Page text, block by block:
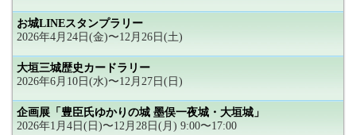
お城LINEスタンプラリー
2026年4月24日(金)〜12月26日(土)
大垣三城歴史カードラリー
2026年6月10日(水)〜12月27日(日)
企画展「豊臣氏ゆかりの城 墨俣一夜城・大垣城」
2026年1月4日(日)〜12月28日(月) 9:00〜17:00